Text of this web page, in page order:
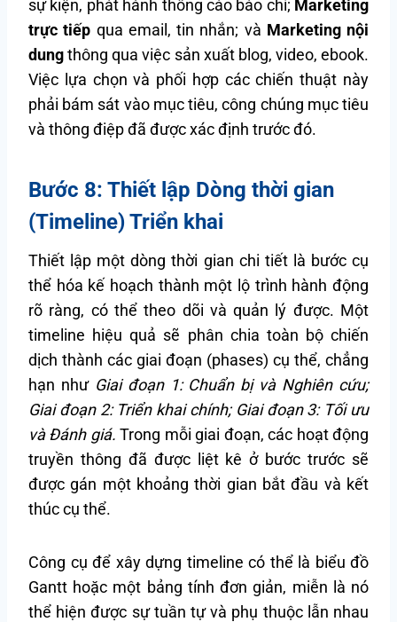
sự kiện, phát hành thông cáo báo chí; Marketing
trực tiếp qua email, tin nhắn; và Marketing nội
dungthông qua việc sản xuất blog, video, ebook.
Việc lựa chọn và phối hợp các chiến thuật này
phải bám sát vào mục tiêu, công chúng mục tiêu
và thông điệp đã được xác định trước đó.
Bước 8: Thiết lập Dòng thời gian
(Timeline) Triển khai
Thiết lập một dòng thời gian chi tiết là bước cụ
thể hóa kế hoạch thành một lộ trình hành động
rõ ràng, có thể theo dõi và quản lý được. Một
timeline hiệu quả sẽ phân chia toàn bộ chiến
dịch thành các giai đoạn (phases) cụ thể, chẳng
hạn như Giai đoạn 1: Chuẩn bị và Nghiên cứu;
Giai đoạn 2: Triển khai chính; Giai đoạn 3: Tối ưu
và Đánh giá. Trong mỗi giai đoạn, các hoạt động
truyền thông đã được liệt kê ở bước trước sẽ
được gán một khoảng thời gian bắt đầu và kết
thúc cụ thể.
Công cụ để xây dựng timeline có thể là biểu đồ
Gantt hoặc một bảng tính đơn giản, miễn là nó
thể hiện được sự tuần tự và phụ thuộc lẫn nhau